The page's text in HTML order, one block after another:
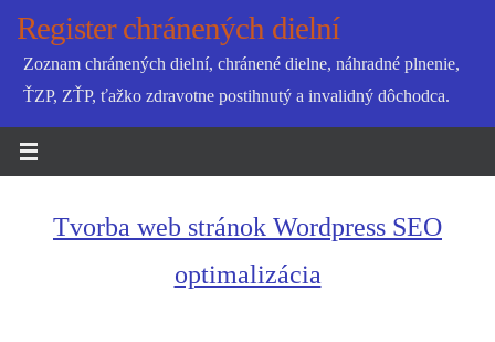
SkipRegister chránených dielní
Zoznam chránených dielní, chránené dielne, náhradné plnenie,
ŤZP, ZŤP, ťažko zdravotne postihnutý a invalidný dôchodca.
Tvorba web stránok Wordpress SEO
optimalizácia